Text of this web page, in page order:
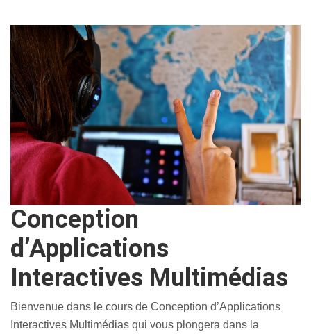
Conception
d’Applications
Interactives Multimédias
Bienvenue dans le cours de Conception d’Applications
Interactives Multimédias qui vous plongera dans la